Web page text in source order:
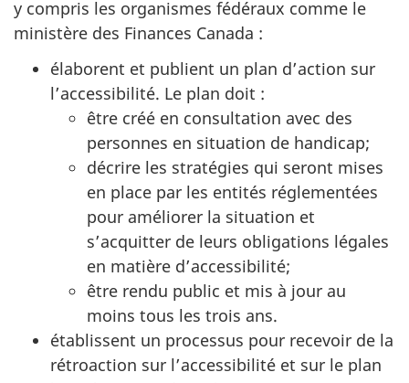
y compris les organismes fédéraux comme le
ministère des Finances Canada :
élaborent et publient un plan d’action sur
l’accessibilité. Le plan doit :
être créé en consultation avec des
personnes en situation de handicap;
décrire les stratégies qui seront mises
en place par les entités réglementées
pour améliorer la situation et
s’acquitter de leurs obligations légales
en matière d’accessibilité;
être rendu public et mis à jour au
moins tous les trois ans.
établissent un processus pour recevoir de la
rétroaction sur l’accessibilité et sur le plan